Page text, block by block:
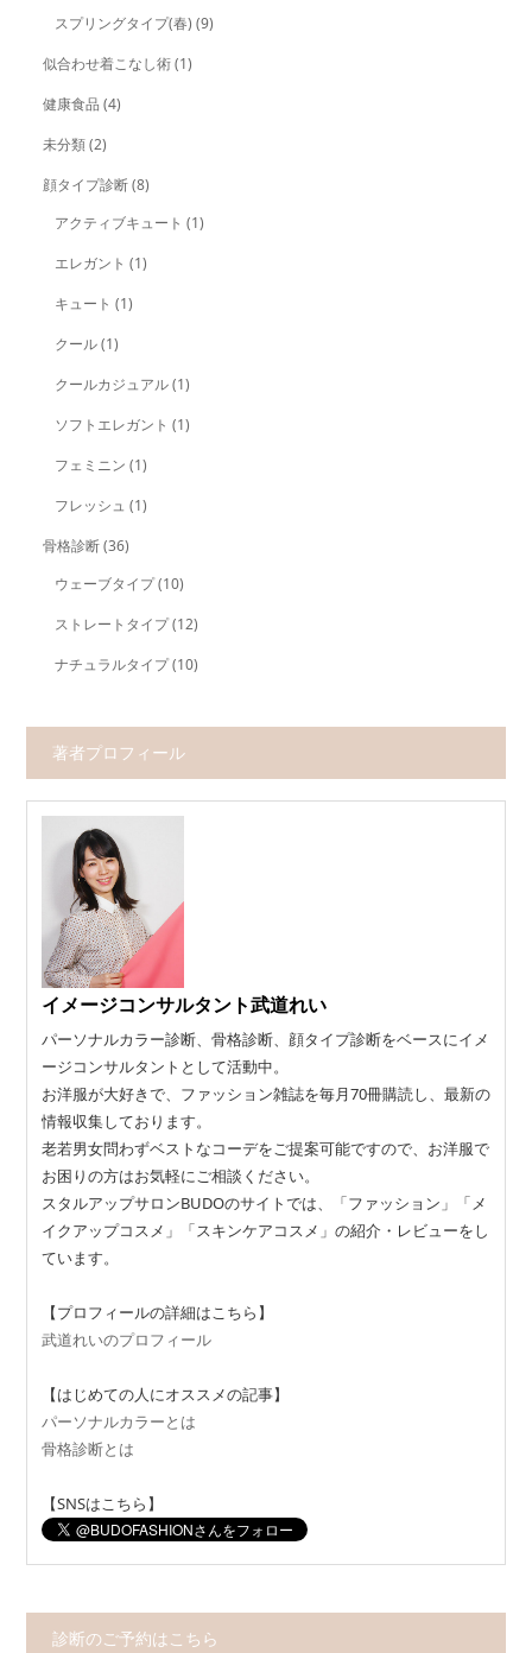
スプリングタイプ(春) (9)
似合わせ着こなし術(1)
健康食品 (4)
未分類(2)
顔タイプ診断(8)
アクティブキュート (1)
エレガント (1)
キュート (1)
クール(1)
クールカジュアル(1)
ソフトエレガント (1)
フェミニン (1)
フレッシュ (1)
骨格診断(36)
ウェーブタイプ(10)
ストレートタイプ(12)
ナチュラルタイプ(10)
著者プロフィール
イメージコンサルタント武道れい
パーソナルカラー診断、骨格診断、顔タイプ診断をベースにイメ
ージコンサルタントとして活動中。
お洋服が大好きで、ファッション雑誌を毎月70冊購読し、最新の
情報収集しております。
老若男女問わずベストなコーデをご提案可能ですので、お洋服で
お困りの方はお気軽にご相談ください。
スタルアップサロンBUDOのサイトでは、「ファッション」「メ
イクアップコスメ」「スキンケアコスメ」の紹介・レビューをし
ています。
【プロフィールの詳細はこちら】
武道れいのプロフィール
【はじめての人にオススメの記事】
パーソナルカラーとは
骨格診断とは
【SNSはこちら】
診断のご予約はこちら